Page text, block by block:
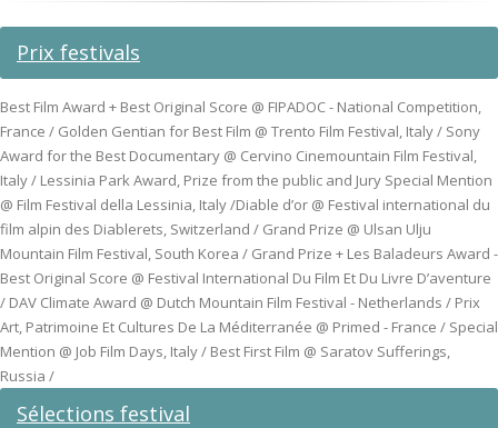
Prix festivals
Best Film Award + Best Original Score @ FIPADOC - National Competition,
France / Golden Gentian for Best Film @ Trento Film Festival, Italy / Sony
Award for the Best Documentary @ Cervino Cinemountain Film Festival,
Italy / Lessinia Park Award, Prize from the public and Jury Special Mention
@ Film Festival della Lessinia, Italy /Diable d’or @ Festival international du
film alpin des Diablerets, Switzerland / Grand Prize @ Ulsan Ulju
Mountain Film Festival, South Korea / Grand Prize + Les Baladeurs Award -
Best Original Score @ Festival International Du Film Et Du Livre D’aventure
/ DAV Climate Award @ Dutch Mountain Film Festival - Netherlands / Prix
Art, Patrimoine Et Cultures De La Méditerranée @ Primed - France / Special
Mention @ Job Film Days, Italy / Best First Film @ Saratov Sufferings,
Russia /
Sélections festival